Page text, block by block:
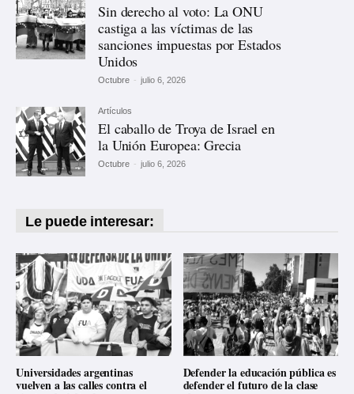
Sin derecho al voto: La ONU
castiga a las víctimas de las
sanciones impuestas por Estados
Unidos
Octubre - julio 6, 2026
Artículos
El caballo de Troya de Israel en
la Unión Europea: Grecia
Octubre - julio 6, 2026
Le puede interesar:
Universidades argentinas
vuelven a las calles contra el
Defender la educación pública es
defender el futuro de la clase